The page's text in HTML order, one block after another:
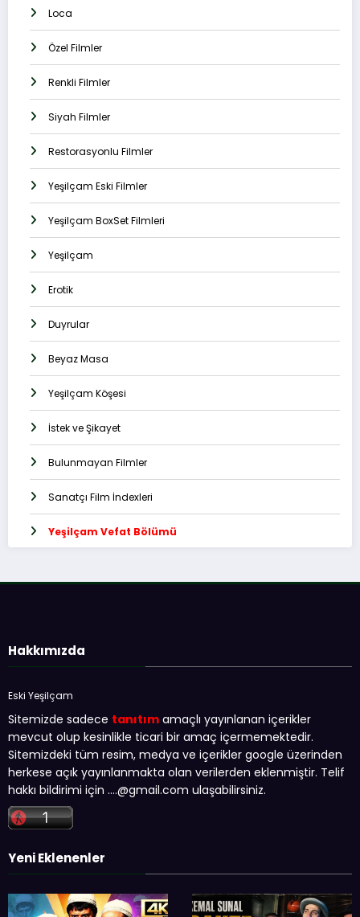
Loca
Özel Filmler
Renkli Filmler
Siyah Filmler
Restorasyonlu Filmler
Yeşilçam Eski Filmler
Yeşilçam BoxSet Filmleri
Yeşilçam
Erotik
Duyrular
Beyaz Masa
Yeşilçam Köşesi
İstek ve Şikayet
Bulunmayan Filmler
Sanatçı Film İndexleri
Yeşilçam Vefat Bölümü
Hakkımızda
Eski Yeşilçam
Sitemizde sadece tanıtım amaçlı yayınlanan içerikler
mevcut olup kesinlikle ticari bir amaç içermemektedir.
Sitemizdeki tüm resim, medya ve içerikler google üzerinden
herkese açık yayınlanmakta olan verilerden eklenmiştir. Telif
hakkı bildirimi için ….@gmail.com ulaşabilirsiniz.
Yeni Eklenenler